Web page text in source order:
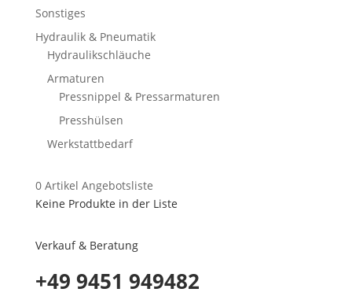
Sonstiges
Hydraulik & Pneumatik
Hydraulikschläuche
Armaturen
Pressnippel & Pressarmaturen
Presshülsen
Werkstattbedarf
0Artikel Angebotsliste
Keine Produkte in der Liste
Verkauf & Beratung
+49 9451 949482